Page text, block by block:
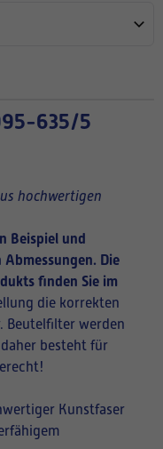
635/5
hochwertigen
Beispiel und
Die
finden Sie im
die korrekten
Beutelfilter werden
besteht für
Kunstfaser